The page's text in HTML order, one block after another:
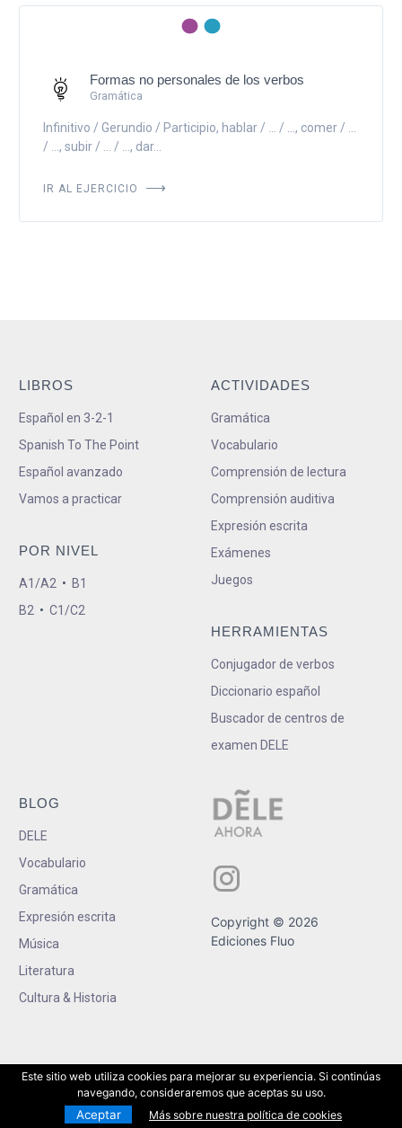
Formas no personales de los verbos
Gramática
Infinitivo / Gerundio / Participio, hablar / ... / ..., comer / ...
/ ..., subir / ... / ..., dar...
IR AL EJERCICIO
LIBROS
Español en 3-2-1
Spanish To The Point
Español avanzado
Vamos a practicar
POR NIVEL
A1/A2 • B1
B2 • C1/C2
ACTIVIDADES
Gramática
Vocabulario
Comprensión de lectura
Comprensión auditiva
Expresión escrita
Exámenes
Juegos
HERRAMIENTAS
Conjugador de verbos
Diccionario español
Buscador de centros de
examen DELE
BLOG
DELE
Vocabulario
Gramática
Expresión escrita
Música
Literatura
Cultura & Historia
Copyright © 2026
Ediciones Fluo
Este sitio web utiliza cookies para mejorar su experiencia. Si continúas
navegando, consideraremos que aceptas su uso.
Aceptar Más sobre nuestra política de cookies